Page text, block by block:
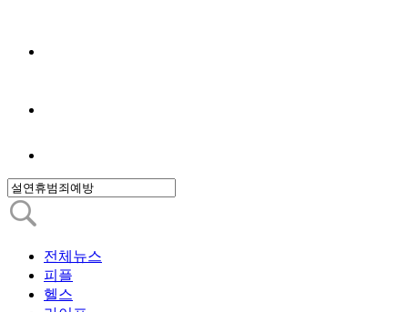
전체뉴스
피플
헬스